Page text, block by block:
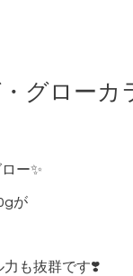
グローカ
ー✨
が
力も抜群です❣️